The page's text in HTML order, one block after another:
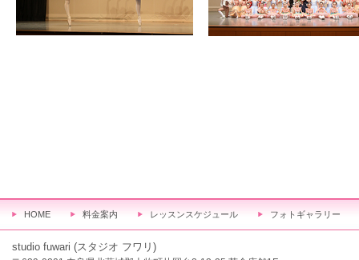
HOME 料金案内 レッスンスケジュール フォトギャラリー
studio fuwari (スタジオ フワリ)